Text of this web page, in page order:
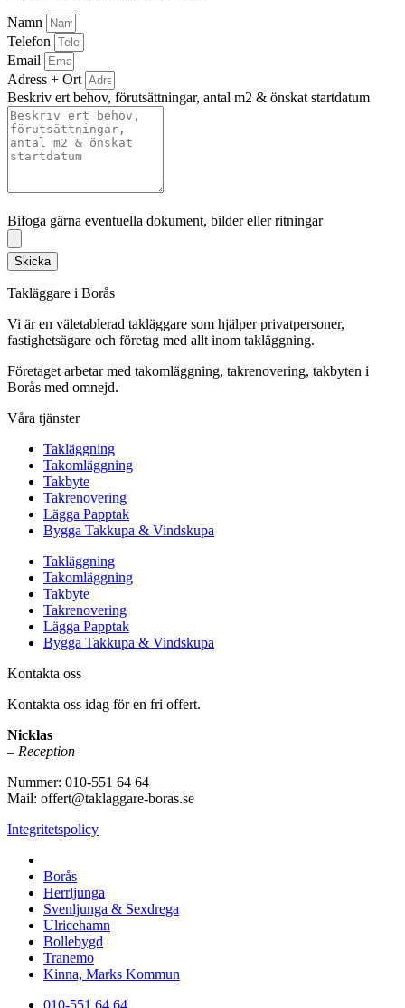
Namn
Telefon
Email
Adress + Ort
Beskriv ert behov, förutsättningar, antal m2 & önskat startdatum
Bifoga gärna eventuella dokument, bilder eller ritningar
Skicka
Takläggare i Borås
Vi är en väletablerad takläggare som hjälper privatpersoner,
fastighetsägare och företag med allt inom takläggning.
Företaget arbetar med takomläggning, takrenovering, takbyten i
Borås med omnejd.
Våra tjänster
Takläggning
Takomläggning
Takbyte
Takrenovering
Lägga Papptak
Bygga Takkupa & Vindskupa
Takläggning
Takomläggning
Takbyte
Takrenovering
Lägga Papptak
Bygga Takkupa & Vindskupa
Kontakta oss
Kontakta oss idag för en fri offert.
Nicklas
– Reception
Nummer: 010-551 64 64
Mail: offert@taklaggare-boras.se
Integritetspolicy
Borås
Herrljunga
Svenljunga & Sexdrega
Ulricehamn
Bollebygd
Tranemo
Kinna, Marks Kommun
010-551 64 64